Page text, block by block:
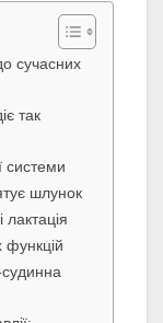
сучасних
так
системи
шлунок
функцій